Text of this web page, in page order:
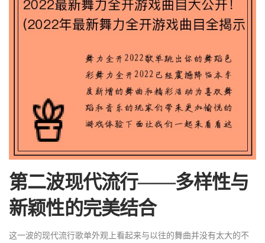
第二波现代流行——多样性与
新颖性的完美结合
这一波的现代流行歌单外观上看起来与以往的舞曲并没有太大的不